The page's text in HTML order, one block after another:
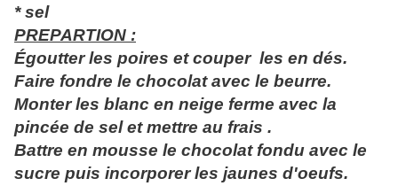
* sel
PREPARTION :
Égoutter les poires et couper les en dés.
Faire fondre le chocolat avec le beurre.
Monter les blanc en neige ferme avec la
pincée de sel et mettre au frais .
Battre en mousse le chocolat fondu avec le
sucre puis incorporer les jaunes d'oeufs.